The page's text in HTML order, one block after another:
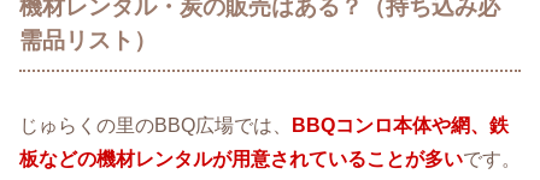
機材レンタル・炭の販売はある？（持ち込み必
需品リスト）
じゅらくの里のBBQ広場では、
BBQコンロ本体や網、鉄
板などの機材レンタルが用意されていることが多いです。